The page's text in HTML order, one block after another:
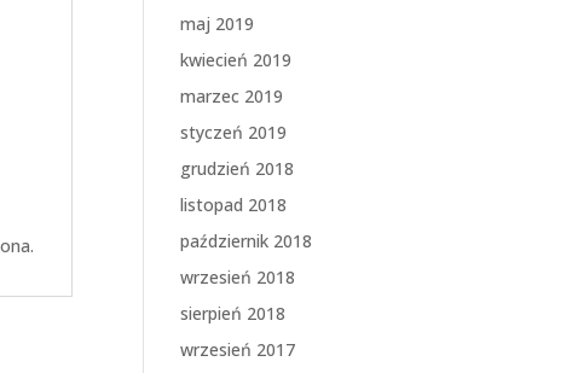
maj 2019
kwiecień 2019
marzec 2019
styczeń 2019
grudzień 2018
listopad 2018
październik 2018
wrzesień 2018
sierpień 2018
wrzesień 2017